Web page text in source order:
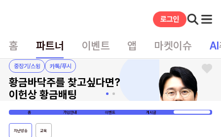
홈 파트너 이벤트 앱 마켓이슈 AI
중장기/스윙 카톡/푸시
황금바닥주를 찾고싶다면?
이헌상 황금배팅
홈 가입안내 이벤트 게시글
지난방송 교육